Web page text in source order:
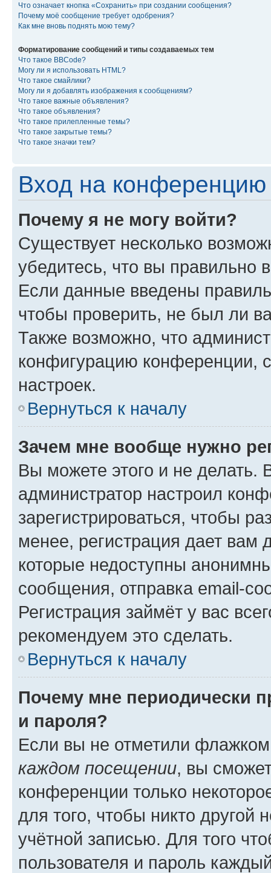
Что означает кнопка «Сохранить» при создании сообщения?
Почему моё сообщение требует одобрения?
Как мне вновь поднять мою тему?
Форматирование сообщений и типы создаваемых тем
Что такое BBCode?
Могу ли я использовать HTML?
Что такое смайлики?
Могу ли я добавлять изображения к сообщениям?
Что такое важные объявления?
Что такое объявления?
Что такое прилепленные темы?
Что такое закрытые темы?
Что такое значки тем?
Вход на конференцию
Почему я не могу войти?
Существует несколько
убедитесь, что вы правильно
Если данные введены
чтобы проверить, не был ли
Также возможно, что
конфигурацию конференции,
настроек.
Вернуться к началу
Зачем мне вообще нужно
Вы можете этого и не делать.
администратор настроил
зарегистрироваться, чтобы
менее, регистрация дает вам
которые недоступны
сообщения, отправка email-
Регистрация займёт у вас
рекомендуем это сделать.
Вернуться к началу
Почему мне периодически
и пароля?
Если вы не отметили
каждом посещении, вы
конференции только
для того, чтобы никто другой
учётной записью. Для того
пользователя и пароль